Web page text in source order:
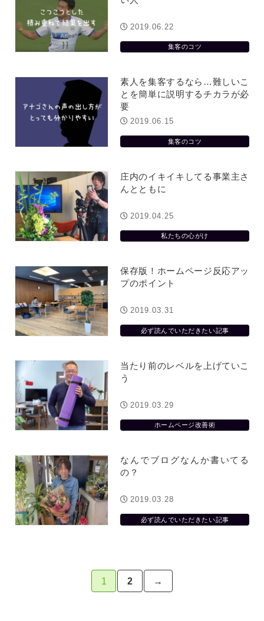
集客のコツ
2019.06.22
素人を集客するなら…難しいこ
とを簡単に説明するチカラが必
要
集客のコツ
2019.06.15
庄内のイキイキしてる事業主さ
んとともに
私たちの心がけ
2019.04.25
保存版！ホームページ反応アッ
プのポイント
必ず読んでいただきたい記事
2019.03.31
当たり前のレベルを上げていこ
う
ホームページ改善術
2019.03.29
なんでブログなんか書いてる
の？
必ず読んでいただきたい記事
2019.03.28
1 2 →